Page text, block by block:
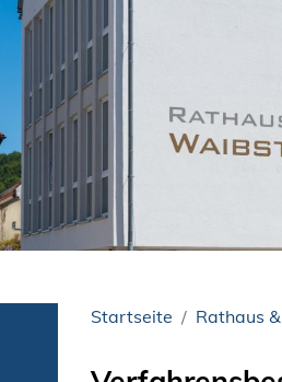
Startseite Rathaus